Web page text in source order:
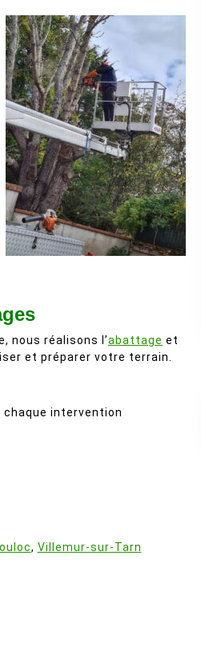
nous réalisons l’abattage et
et préparer votre terrain.
chaque intervention
, Villemur-sur-Tarn